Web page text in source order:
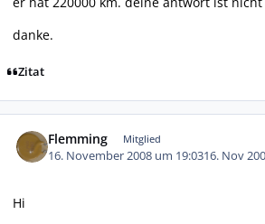
danke.
Zitat
Flemming Mitglied
16. November 2008 um 19:0316. Nov
Hi